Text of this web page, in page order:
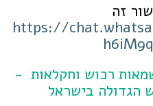
https://
רכוש וחקלאות -
הגדולה בישראל